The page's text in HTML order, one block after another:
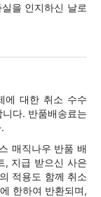
을 인지하신 날로
에 대한 취소 수수
다. 반품배송료는
매직나우 반품 배
, 지급 받으신 사은
적용도 함께 취소
한하여 반환되며,